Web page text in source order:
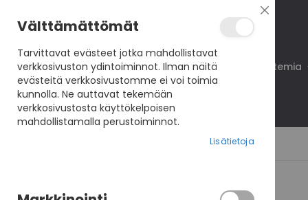
Koulutukset VisioNet VisioAkatemia
Sulje
Välttämättömät
Tarvittavat evästeet jotka mahdollistavat
verkkosivuston ydintoiminnot. Ilman näitä
evästeitä verkkosivustomme ei voi toimia
kunnolla. Ne auttavat tekemään
verkkosivustosta käyttökelpoisen
mahdollistamalla perustoiminnot.
Lisätietoja